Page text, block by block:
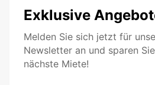
Exklusive
Melden Sie sich jetzt für
Newsletter an und sparen
nächste Miete!